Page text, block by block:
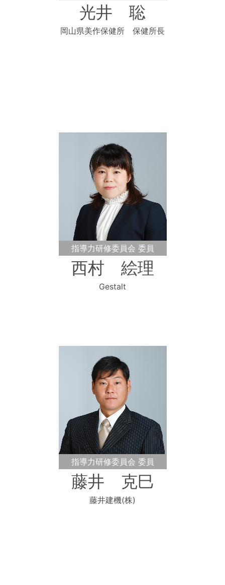
光井 聡
岡山県美作保健所 保健所長
指導力研修委員会 委員
西村 絵理
Gestalt
指導力研修委員会 委員
藤井 克巳
藤井建機(株)